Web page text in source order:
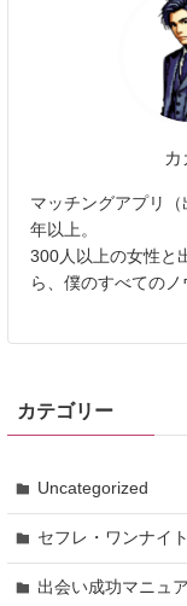
カ
マッチングアプリ
年以上。
300人以上の女性と
ら、僕のすべてのノ
カテゴリー
Uncategorized
セフレ・ワンナイ
出会い成功マニュ